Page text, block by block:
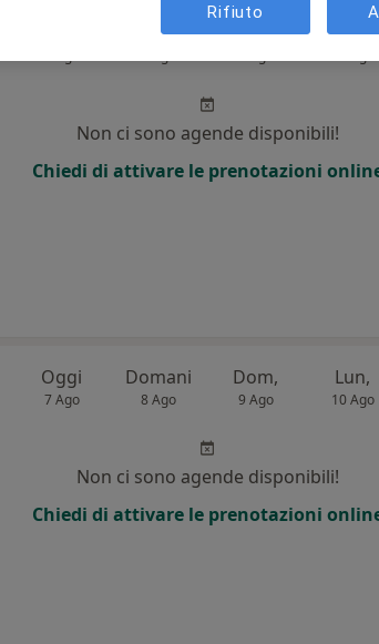
Domani Dom, Lun,
Non ci sono agende disponibili!
Chiedi di attivare le prenotazioni
Oggi
7 Ago
Domani
8 Ago
Dom,
9 Ago
Lun,
10 Ago
Non ci sono agende disponibili!
Chiedi di attivare le prenotazioni
Rifiuto